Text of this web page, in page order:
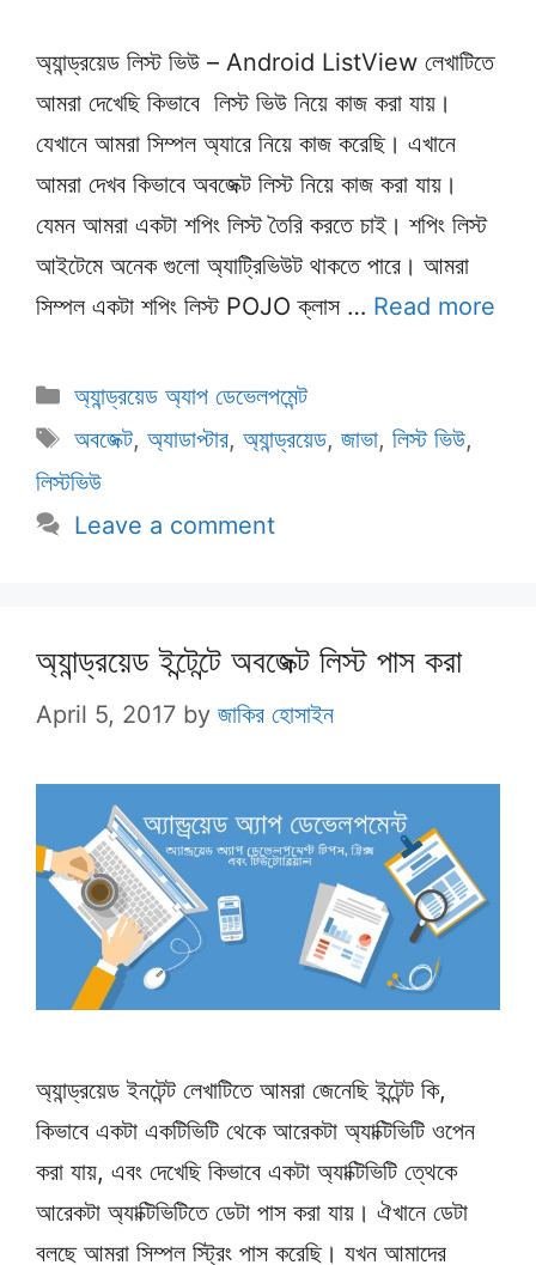
অ্যান্ড্রয়েড লিস্ট ভিউ – Android ListView লেখাটিতে
আমরা দেখেছি কিভাবে লিস্ট ভিউ নিয়ে কাজ করা যায়।
যেখানে আমরা সিম্পল অ্যারে নিয়ে কাজ করেছি। এখানে
আমরা দেখব কিভাবে অবজেক্ট লিস্ট নিয়ে কাজ করা যায়।
যেমন আমরা একটা শপিং লিস্ট তৈরি করতে চাই। শপিং লিস্ট
আইটেমে অনেক গুলো অ্যাট্রিভিউট থাকতে পারে। আমরা
সিম্পল একটা শপিং লিস্ট POJO ক্লাস … Read more
Categories
অ্যান্ড্রয়েড অ্যাপ ডেভেলপমেন্ট
Tags
অবজেক্ট, অ্যাডাপ্টার, অ্যান্ড্রয়েড, জাভা, লিস্ট ভিউ,
লিস্টভিউ
Leave a comment
অ্যান্ড্রয়েড ইন্টেন্টে অবজেক্ট লিস্ট পাস করা
April 5, 2017 by জাকির হোসাইন
অ্যান্ড্রয়েড ইনটেন্ট লেখাটিতে আমরা জেনেছি ইন্টেন্ট কি,
কিভাবে একটা একটিভিটি থেকে আরেকটা অ্যাক্টিভিটি ওপেন
করা যায়, এবং দেখেছি কিভাবে একটা অ্যাক্টিভিটি ত্থেকে
আরেকটা অ্যাক্টিভিটিতে ডেটা পাস করা যায়। ঐখানে ডেটা
বলছে আমরা সিম্পল স্ট্রিং পাস করেছি। যখন আমাদের